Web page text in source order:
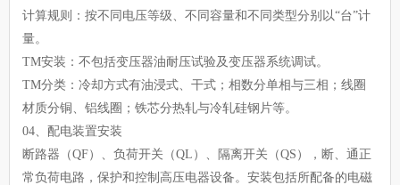
计算规则：按不同电压等级、不同容量和不同类型分别以“台”计
量。
TM安装：不包括变压器油耐压试验及变压器系统调试。
TM分类：冷却方式有油浸式、干式；相数分单相与三相；线圈
材质分铜、铝线圈；铁芯分热轧与冷轧硅钢片等。
04、配电装置安装
断路器（QF）、负荷开关（QL）、隔离开关（QS），断、通正
常负荷电路，保护和控制高压电器设备。安装包括所配备的电磁